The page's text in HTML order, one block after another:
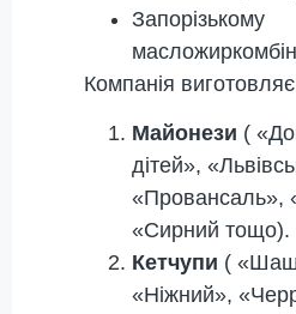
Запорізькому
Компанія виготовляє
Майонези (
дітей»,
«Провансаль»,
«Сирний тощо).
Кетчупи (
«Ніжний»,